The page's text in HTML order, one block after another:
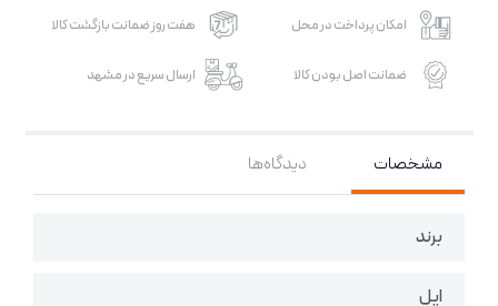
امکان پرداخت در محل هفت روز ضمانت بازگشت کالا
ضمانت اصل بودن کالا ارسال سریع در مشهد
مشخصات دیدگاه‌ها
برند
اپل